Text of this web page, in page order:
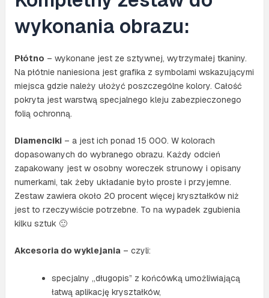
wykonania obrazu:
Płótno – wykonane jest ze sztywnej, wytrzymałej tkaniny.
Na płótnie naniesiona jest grafika z symbolami wskazującymi
miejsca gdzie należy ułożyć poszczególne kolory. Całość
pokryta jest warstwą specjalnego kleju zabezpieczonego
folią ochronną.
Diamenciki– a jest ich ponad 15 000. W kolorach
dopasowanych do wybranego obrazu. Każdy odcień
zapakowany jest w osobny woreczek strunowy i opisany
numerkami, tak żeby układanie było proste i przyjemne.
Zestaw zawiera około 20 procent więcej kryształków niż
jest to rzeczywiście potrzebne. To na wypadek zgubienia
kilku sztuk 🙂
Akcesoria do wyklejania– czyli:
specjalny „długopis” z końcówką umożliwiającą
łatwą aplikację kryształków,